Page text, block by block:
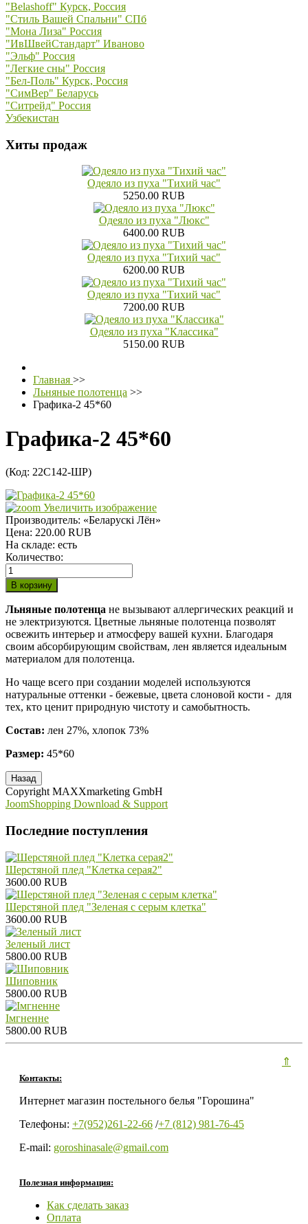
"Belashoff" Курск, Россия
"Стиль Вашей Спальни" СПб
"Мона Лиза" Россия
"ИвШвейСтандарт" Иваново
"Эльф" Россия
"Легкие сны" Россия
"Бел-Поль" Курск, Россия
"СимВер" Беларусь
"Ситрейд" Россия
Узбекистан
Хиты продаж
Одеяло из пуха "Тихий час"
5250.00 RUB
Одеяло из пуха "Люкс"
6400.00 RUB
Одеяло из пуха "Тихий час"
6200.00 RUB
Одеяло из пуха "Тихий час"
7200.00 RUB
Одеяло из пуха "Классика"
5150.00 RUB
Главная >>
Льняные полотенца >>
Графика-2 45*60
Графика-2 45*60
(Код: 22С142-ШР)
Увеличить изображение
Производитель: «Беларускi Лён»
Цена: 220.00 RUB
На складе: есть
Количество:
Льняные полотенца не вызывают аллергических реакций и
не электризуются. Цветные льняные полотенца позволят
освежить интерьер и атмосферу вашей кухни. Благодаря
своим абсорбирующим свойствам, лен является идеальным
материалом для полотенца.
Но чаще всего при создании моделей используются
натуральные оттенки - бежевые, цвета слоновой кости - для
тех, кто ценит природную чистоту и самобытность.
Состав: лен 27%, хлопок 73%
Размер: 45*60
Copyright MAXXmarketing GmbH
JoomShopping Download & Support
Последние поступления
Шерстяной плед "Клетка серая2"
3600.00 RUB
Шерстяной плед "Зеленая с серым клетка"
3600.00 RUB
Зеленый лист
5800.00 RUB
Шиповник
5800.00 RUB
Iмгненне
5800.00 RUB
Контакты:
Интернет магазин постельного белья "Горошина"
Телефоны: +7(952)261-22-66 /+7 (812) 981-76-45
E-mail: goroshinasale@gmail.com
Полезная информация:
Как сделать заказ
Оплата
⇑